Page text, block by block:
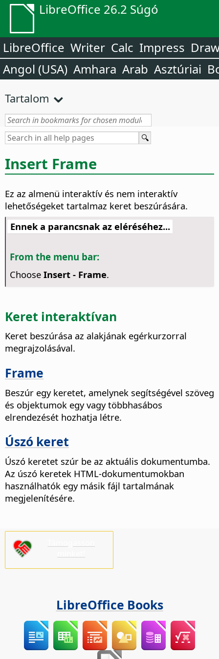
LibreOffice 26.2 Súgó
LibreOffice Writer Calc Impress
Angol (USA) Amhara Arab Asztúriai
Tartalom
Insert Frame
Ez az almenü interaktív és nem interaktív
lehetőségeket tartalmaz keret beszúrására.
Ennek a parancsnak az eléréséhez...
From the menu bar:
Choose Insert - Frame.
Keret interaktívan
Keret beszúrása az alakjának egérkurzorral
megrajzolásával.
Frame
Beszúr egy keretet, amelynek segítségével szöveg
és objektumok egy vagy többhasábos
elrendezését hozhatja létre.
Úszó keret
Úszó keretet szúr be az aktuális dokumentumba.
Az úszó keretek HTML-dokumentumokban
használhatók egy másik fájl tartalmának
megjelenítésére.
LibreOffice Books